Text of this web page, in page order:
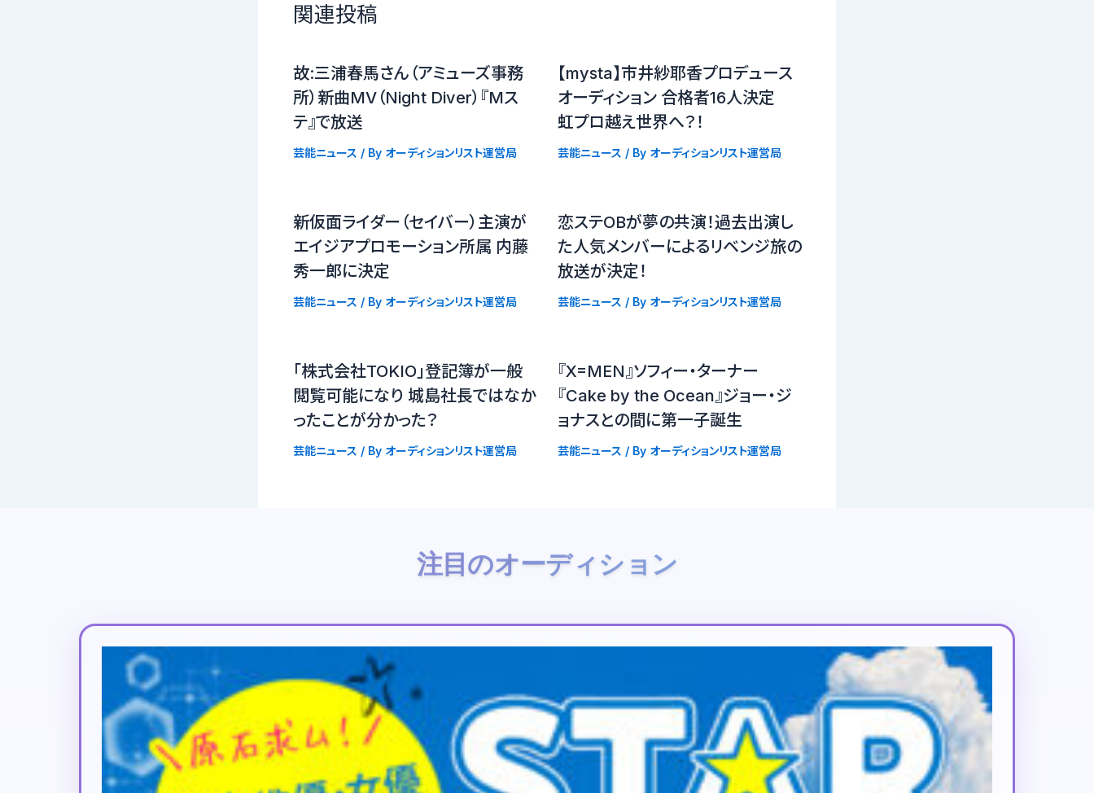
関連投稿
故:三浦春馬さん（アミューズ事務
所）新曲MV（Night Diver）『Mス
テ』で放送
芸能ニュース / By オーディションリスト運営局
【mysta】市井紗耶香プロデュース
オーディション 合格者16人決定
虹プロ越え世界へ？！
芸能ニュース / By オーディションリスト運営局
新仮面ライダー（セイバー）主演が
エイジアプロモーション所属 内藤
秀一郎に決定
芸能ニュース / By オーディションリスト運営局
恋ステOBが夢の共演！過去出演し
た人気メンバーによるリベンジ旅の
放送が決定！
芸能ニュース / By オーディションリスト運営局
「株式会社TOKIO」登記簿が一般
閲覧可能になり 城島社長ではなか
ったことが分かった？
芸能ニュース / By オーディションリスト運営局
『X=MEN』ソフィー・ターナー
『Cake by the Ocean』ジョー・ジ
ョナスとの間に第一子誕生
芸能ニュース / By オーディションリスト運営局
注目のオーディション